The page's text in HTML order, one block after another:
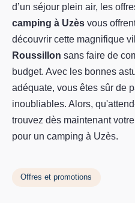
d’un séjour plein air, les
camping à Uzès vous
découvrir cette magnifique
Roussillon sans faire de
budget. Avec les bonnes
adéquate, vous êtes sûr de
inoubliables. Alors,
trouvez dès maintenant
pour un camping à Uzès.
Offres et promotions